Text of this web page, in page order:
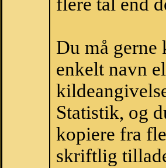
Du må gerne
enkelt navn
Statistik, og
kopiere fra
skriftlig